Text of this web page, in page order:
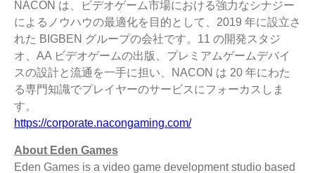
NACON は、ビデオゲーム市場における強力なシナジー
によるノウハウの最適化を目的として、2019 年に設立さ
れた BIGBEN グループの会社です。11 の開発スタジ
オ、AA ビデオゲームの出版、プレミアムゲームデバイ
スの設計と流通を一手に担い、NACON は 20 年にわた
る専門知識でプレイヤーのサービスにフォーカスしま
す。
https://corporate.nacongaming.com/
About Eden Games
Eden Games is a video game development studio based